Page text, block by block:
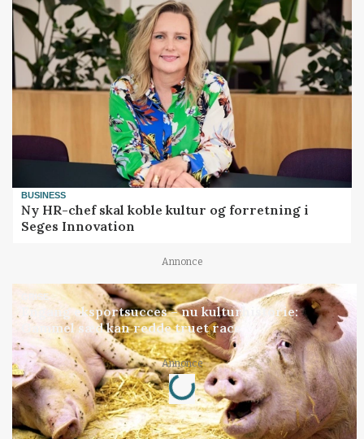
BUSINESS
Ny HR-chef skal koble kultur og forretning i
Seges Innovation
Annonce
GRISE
Engang eksportsucces – nu kulturhistorie:
Gammel sæd kan redde truet race
Annonce
Loading...